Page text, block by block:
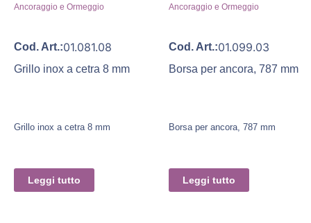
Ancoraggio e Ormeggio
Cod. Art.:01.081.08
Grillo inox a cetra 8 mm
Grillo inox a cetra 8 mm
Leggi tutto
Ancoraggio e Ormeggio
Cod. Art.:01.099.03
Borsa per ancora, 787 mm
Borsa per ancora, 787 mm
Leggi tutto